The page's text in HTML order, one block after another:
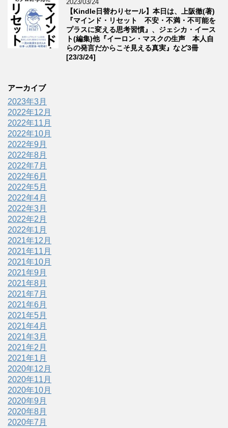
2023/03/24
【Kindle日替わりセール】本日は、上阪徹(著)
『マインド・リセット 不安・不満・不可能を
プラスに変える思考習慣』、ジェシカ・イース
ト(編集)他『イーロン・マスクの生声 本人自
らの発言だからこそ見える真実』など3冊
[23/3/24]
アーカイブ
2023年3月
2022年12月
2022年11月
2022年10月
2022年9月
2022年8月
2022年7月
2022年6月
2022年5月
2022年4月
2022年3月
2022年2月
2022年1月
2021年12月
2021年11月
2021年10月
2021年9月
2021年8月
2021年7月
2021年6月
2021年5月
2021年4月
2021年3月
2021年2月
2021年1月
2020年12月
2020年11月
2020年10月
2020年9月
2020年8月
2020年7月